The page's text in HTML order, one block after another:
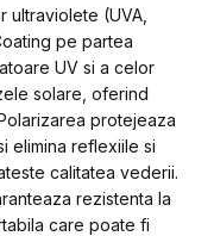
(UVA,
pe partea
UV si a celor
solare, oferind
protejeaza
elimina reflexiile si
calitatea vederii.
rezistenta la
care poate fi